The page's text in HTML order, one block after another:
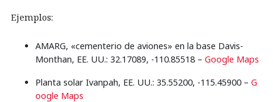
Ejemplos:
AMARG, «cementerio de aviones» en la base Davis-
Monthan, EE. UU.: 32.17089, -110.85518 – Google Maps
Planta solar Ivanpah, EE. UU.: 35.55200, -115.45900 – G
oogle Maps